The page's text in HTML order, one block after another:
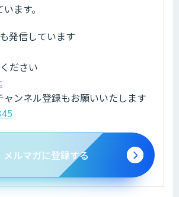
ます。
発信しています
ださい
ャンネル登録もお願いいたします
メルマガに登録する